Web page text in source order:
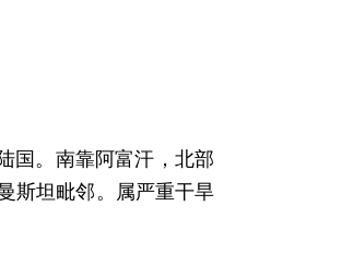
国。南靠阿富汗，北部
斯坦毗邻。属严重干旱